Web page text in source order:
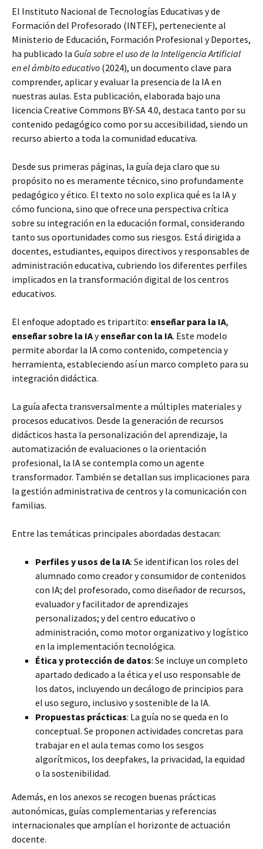
El Instituto Nacional de Tecnologías Educativas y de
Formación del Profesorado (INTEF), perteneciente al
Ministerio de Educación, Formación Profesional y Deportes,
ha publicado la Guía sobre el uso de la Inteligencia Artificial
en el ámbito educativo (2024), un documento clave para
comprender, aplicar y evaluar la presencia de la IA en
nuestras aulas. Esta publicación, elaborada bajo una
licencia Creative Commons BY-SA 4.0, destaca tanto por su
contenido pedagógico como por su accesibilidad, siendo un
recurso abierto a toda la comunidad educativa.
Desde sus primeras páginas, la guía deja claro que su
propósito no es meramente técnico, sino profundamente
pedagógico y ético. El texto no solo explica qué es la IA y
cómo funciona, sino que ofrece una perspectiva crítica
sobre su integración en la educación formal, considerando
tanto sus oportunidades como sus riesgos. Está dirigida a
docentes, estudiantes, equipos directivos y responsables de
administración educativa, cubriendo los diferentes perfiles
implicados en la transformación digital de los centros
educativos.
El enfoque adoptado es tripartito: enseñar para la IA,
enseñar sobre la IAyenseñar con la IA. Este modelo
permite abordar la IA como contenido, competencia y
herramienta, estableciendo así un marco completo para su
integración didáctica.
La guía afecta transversalmente a múltiples materiales y
procesos educativos. Desde la generación de recursos
didácticos hasta la personalización del aprendizaje, la
automatización de evaluaciones o la orientación
profesional, la IA se contempla como un agente
transformador. También se detallan sus implicaciones para
la gestión administrativa de centros y la comunicación con
familias.
Entre las temáticas principales abordadas destacan:
Perfiles y usos de la IA: Se identifican los roles del
alumnado como creador y consumidor de contenidos
con IA; del profesorado, como diseñador de recursos,
evaluador y facilitador de aprendizajes
personalizados; y del centro educativo o
administración, como motor organizativo y logístico
en la implementación tecnológica.
Ética y protección de datos: Se incluye un completo
apartado dedicado a la ética y el uso responsable de
los datos, incluyendo un decálogo de principios para
el uso seguro, inclusivo y sostenible de la IA.
Propuestas prácticas: La guía no se queda en lo
conceptual. Se proponen actividades concretas para
trabajar en el aula temas como los sesgos
algorítmicos, los deepfakes, la privacidad, la equidad
o la sostenibilidad.
Además, en los anexos se recogen buenas prácticas
autonómicas, guías complementarias y referencias
internacionales que amplían el horizonte de actuación
docente.